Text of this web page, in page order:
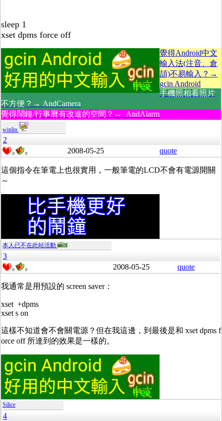
sleep 1
xset dpms force off
覺得Android中文
輸入法(注音、倉
頡)不易輸入？→
gcin Android
手機照相看照片
不方便？→ AndCamera
覺得鬧鐘/行事曆有改進的空間？→ AndAlarm
winlin
2
0 0 2008-05-25 quote
這個指令在筆電上也很實用，一般筆電的LCD不會有電源開關
～
本人已不在此站活動
3
0 0 2008-05-25 quote
我通常是用預設的 screen saver：
xset +dpms
xset s on
這樣不知道會不會關電源？但在我這邊，到最後是和 xset dpms f
orce off 所達到的效果是一樣的。
Silice
4